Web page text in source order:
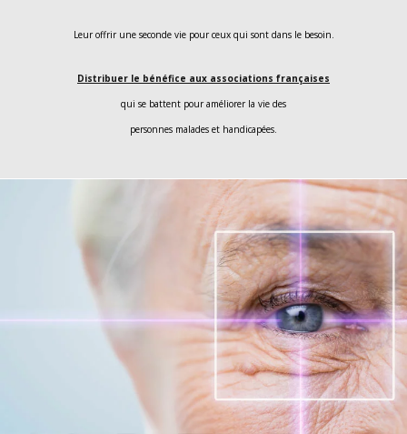
Leur offrir une seconde vie pour ceux qui sont dans le besoin.
Distribuer le bénéfice aux associations françaises
qui se battent pour améliorer la vie des
personnes malades et handicapées.